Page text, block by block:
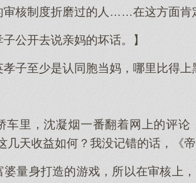
审核制度折磨过的人……在这方面肯
子公开去说亲妈的坏话。】
孝子至少是认同胞当妈，哪里比得上
车里，沈凝烟一番翻着网上的评
几天收益如何？我没记错的话，《
婆量身打造的游戏，所以在审核上